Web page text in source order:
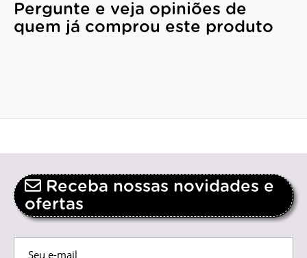
Pergunte e veja opiniões de
quem já comprou este produto
Receba nossas novidades e
ofertas